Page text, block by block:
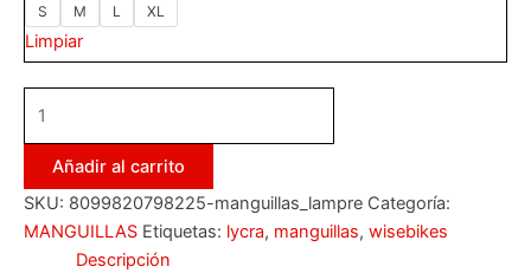
S M L XL
Limpiar
Añadir al carrito
SKU: 8099820798225-manguillas_lampre Categoría:
MANGUILLAS Etiquetas: lycra, manguillas, wisebikes
Descripción